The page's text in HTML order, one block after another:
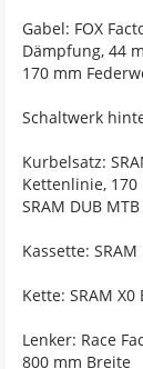
Gabel: FOX
Dämpfung, 44
170 mm
Schaltwerk
Kurbelsatz:
Kettenlinie,
SRAM DUB
Kassette:
Kette: SRAM X0
Lenker: Race
800 mm Breite